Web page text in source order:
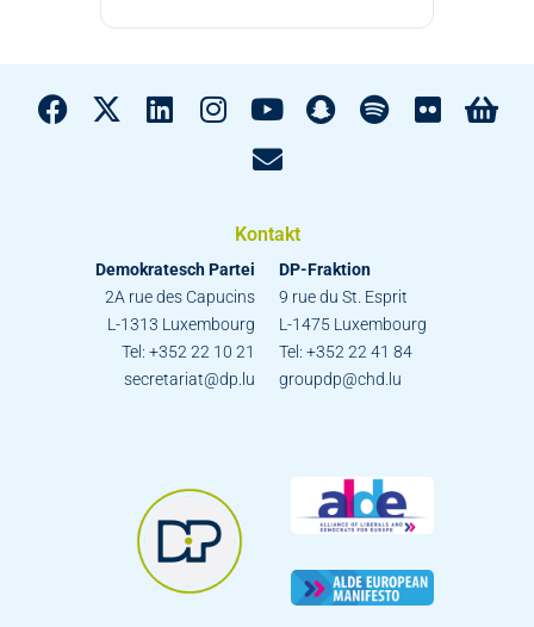
Kontakt
Demokratesch Partei
2A rue des Capucins
L-1313 Luxembourg
Tel: +352 22 10 21
secretariat@dp.lu
DP-Fraktion
9 rue du St. Esprit
L-1475 Luxembourg
Tel: +352 22 41 84
groupdp@chd.lu